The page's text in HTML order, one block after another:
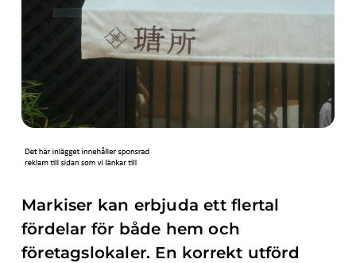
Markiser kan erbjuda ett flertal
fördelar för både hem och
företagslokaler. En korrekt utförd